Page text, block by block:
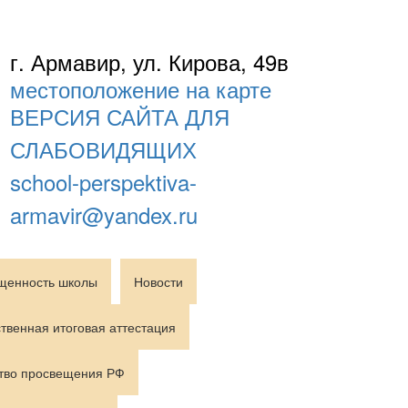
г. Армавир, ул. Кирова, 49в
местоположение на карте
ВЕРСИЯ САЙТА ДЛЯ
СЛАБОВИДЯЩИХ
school-perspektiva-
armavir@yandex.ru
школы Новости
итоговая аттестация
просвещения РФ